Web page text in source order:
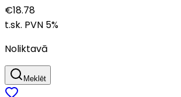
€18.78
t.sk. PVN 5%
Noliktavā
Meklēt